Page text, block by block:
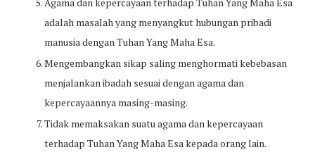
adalah masalah yang menyangkut hubungan pribadi
manusia dengan Tuhan Yang Maha Esa.
Mengembangkan sikap saling menghormati kebebasan
menjalankan ibadah sesuai dengan agama dan
kepercayaannya masing-masing.
Tidak memaksakan suatu agama dan kepercayaan
terhadap Tuhan Yang Maha Esa kepada orang lain.